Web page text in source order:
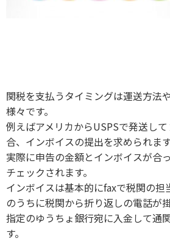
関税を支払うタイミングは運送方法
様々です。
例えばアメリカからUSPSで発送し
合、インボイスの提出を求められます
実際に申告の金額とインボイスが合
チェックされます。
インボイスは基本的にfaxで税関の担
のうちに税関から折り返しの電話が
指定のゆうちょ銀行宛に入金して通
す。